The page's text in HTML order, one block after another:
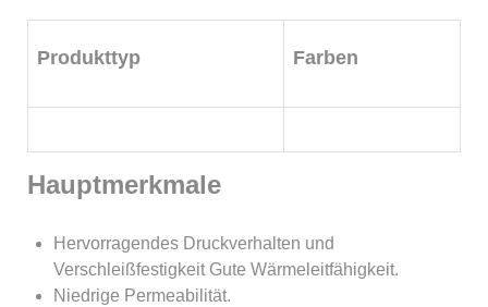
Produkttyp Farben
Hauptmerkmale
Hervorragendes Druckverhalten und
Verschleißfestigkeit Gute Wärmeleitfähigkeit.
Niedrige Permeabilität.